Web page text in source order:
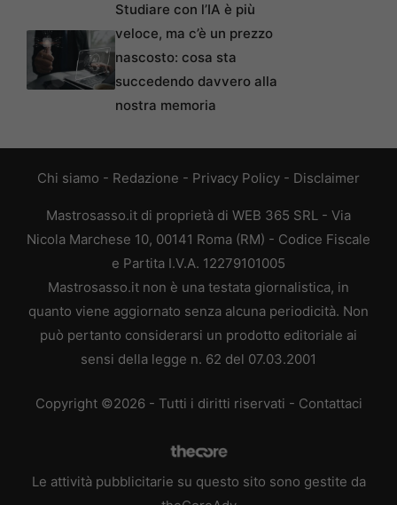
Studiare con l’IA è più
veloce, ma c’è un prezzo
nascosto: cosa sta
succedendo davvero alla
nostra memoria
Chi siamo - Redazione - Privacy Policy - Disclaimer
Mastrosasso.it di proprietà di WEB 365 SRL - Via
Nicola Marchese 10, 00141 Roma (RM) - Codice Fiscale
e Partita I.V.A. 12279101005
Mastrosasso.it non è una testata giornalistica, in
quanto viene aggiornato senza alcuna periodicità. Non
può pertanto considerarsi un prodotto editoriale ai
sensi della legge n. 62 del 07.03.2001
Copyright ©2026 - Tutti i diritti riservati - Contattaci
Le attività pubblicitarie su questo sito sono gestite da